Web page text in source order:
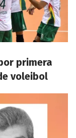
primera
voleibol